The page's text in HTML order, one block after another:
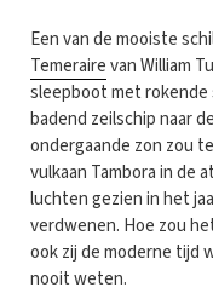
Een van de mooiste
Temerairevan William
sleepboot met
badend zeilschip naar
ondergaande zon zou
vulkaan Tambora in de
luchten gezien in het
verdwenen. Hoe zou
ook zij de moderne tijd
nooit weten.